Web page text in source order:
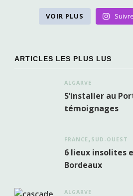
VOIR PLUS
ARTICLES LES PLUS LUS
ALGARVE
S’installer au
témoignages
FRANCE SUD-OUEST
6 lieux insolites
Bordeaux
ALGARVE